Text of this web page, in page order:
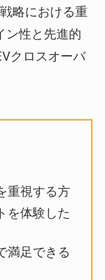
略における重
ン性と先進的
クロスオーバ
重視する方
を体験した
満足できる